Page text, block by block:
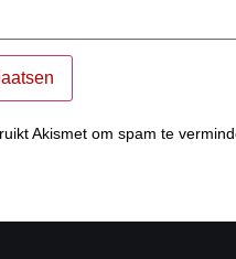
Akismet om spam te